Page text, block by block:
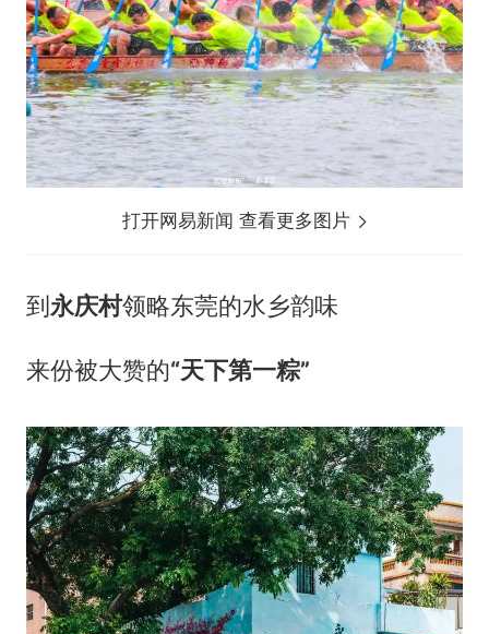
打开网易新闻 查看更多图片
到永庆村领略东莞的水乡韵味
来份被大赞的“天下第一粽”